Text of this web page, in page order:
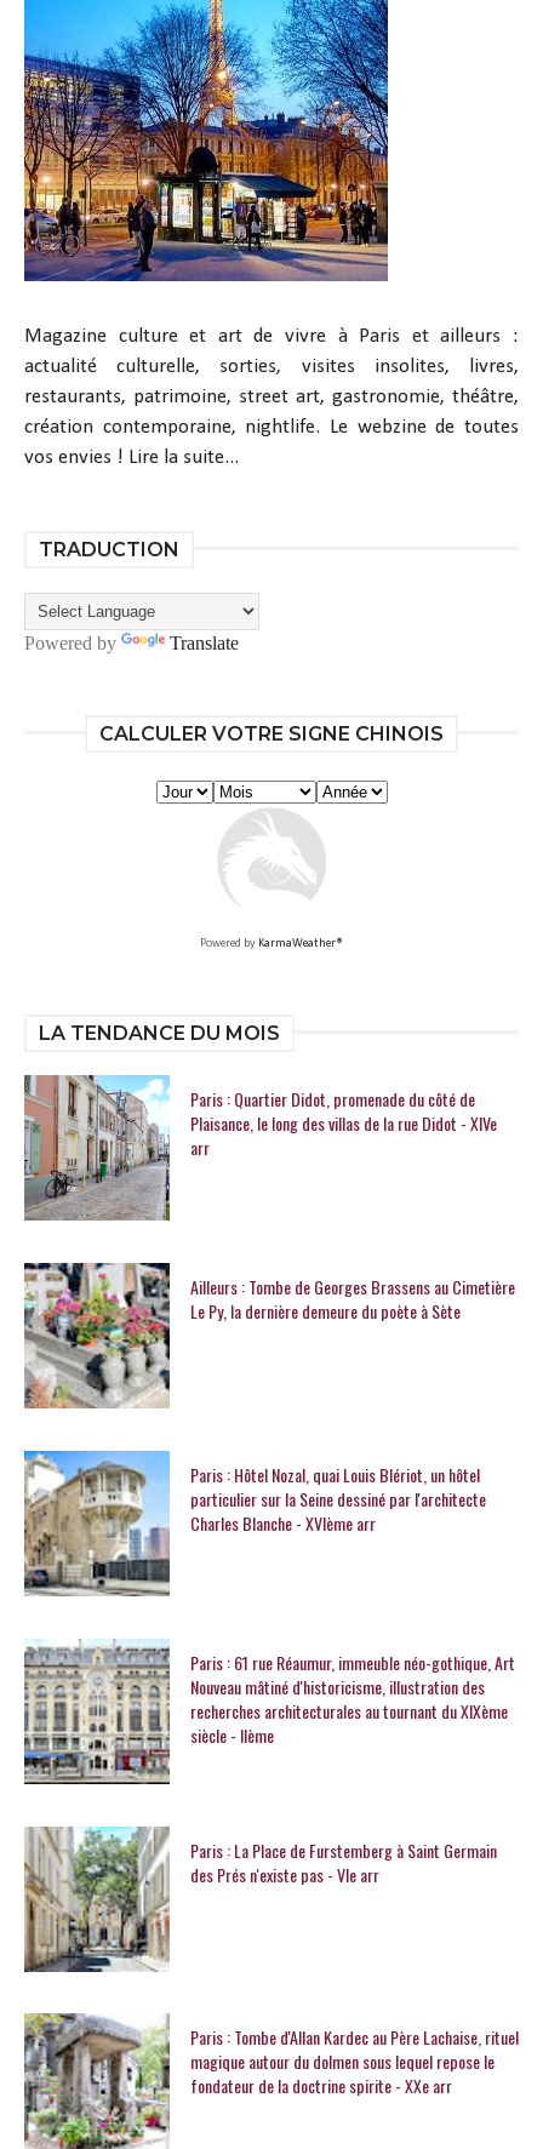
Magazine culture et art de vivre à Paris et ailleurs :
actualité culturelle, sorties, visites insolites, livres,
restaurants, patrimoine, street art, gastronomie, théâtre,
création contemporaine, nightlife. Le webzine de toutes
vos envies ! Lire la suite...
TRADUCTION
Powered by Translate
CALCULER VOTRE SIGNE CHINOIS
Powered by KarmaWeather®
LA TENDANCE DU MOIS
Paris : Quartier Didot, promenade du côté de
Plaisance, le long des villas de la rue Didot - XIVe
arr
Ailleurs : Tombe de Georges Brassens au Cimetière
Le Py, la dernière demeure du poète à Sète
Paris : Hôtel Nozal, quai Louis Blériot, un hôtel
particulier sur la Seine dessiné par l'architecte
Charles Blanche - XVIème arr
Paris : 61 rue Réaumur, immeuble néo-gothique, Art
Nouveau mâtiné d'historicisme, illustration des
recherches architecturales au tournant du XIXème
siècle - IIème
Paris : La Place de Furstemberg à Saint Germain
des Prés n'existe pas - VIe arr
Paris : Tombe d'Allan Kardec au Père Lachaise, rituel
magique autour du dolmen sous lequel repose le
fondateur de la doctrine spirite - XXe arr